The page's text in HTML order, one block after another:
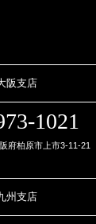
阪支店
1021
府柏原市上市3-11-21
州支店